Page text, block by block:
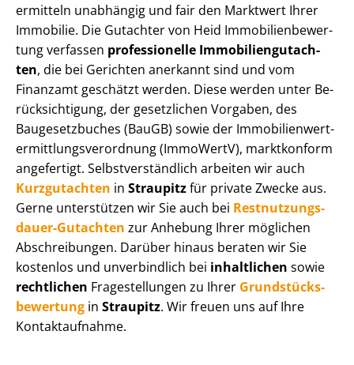
ermitteln unabhängig und fair den Marktwert Ihrer
Immobilie. Die Gutachter von Heid Im­mo­bi­li­en­be­wer­
tung verfassen professionelle Im­mo­bi­li­en­gut­ach­
ten, die bei Gerichten anerkannt sind und vom
Finanzamt geschätzt werden. Diese werden unter Be­
rück­sich­ti­gung, der gesetzlichen Vorgaben, des
Baugesetzbuches (BauGB) sowie der Im­mo­bi­li­en­wert­
ermitt­lungs­ver­ord­nung (ImmoWertV), marktkonform
angefertigt. Selbst­ver­ständ­lich arbeiten wir auch
Kurzgutachten in Straupitzfür private Zwecke aus.
Gerne unterstützen wir Sie auch bei Rest­nut­zungs­
dau­er-Gutachten zur Anhebung Ihrer möglichen
Abschreibungen. Darüber hinaus beraten wir Sie
kostenlos und unverbindlich bei inhaltlichen sowie
rechtlichen Fragestellungen zu Ihrer Grund­stücks­
be­wer­tung in Straupitz. Wir freuen uns auf Ihre
Kontaktaufnahme.